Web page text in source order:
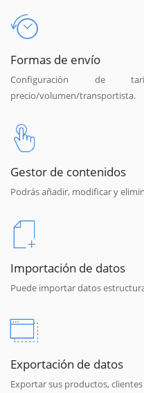
Formas de envío
Configuración de
precio/volumen/transportista.
Gestor de contenidos
Podrás añadir, modificar y
Importación de datos
Puede importar datos
Exportación de datos
Exportar sus productos,